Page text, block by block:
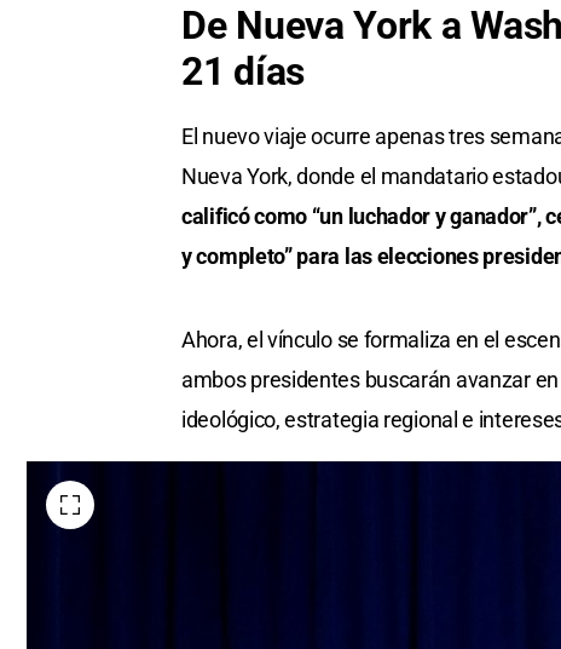
De Nueva York a
21 días
El nuevo viaje ocurre apenas tres
Nueva York, donde el mandatario
calificó como “un luchador y ganador”,
y completo” para las elecciones
Ahora, el vínculo se formaliza en el
ambos presidentes buscarán avanzar
ideológico, estrategia regional e